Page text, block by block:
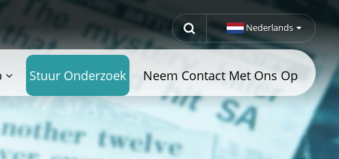
Nederlands
Stuur Onderzoek Neem Contact Met Ons Op